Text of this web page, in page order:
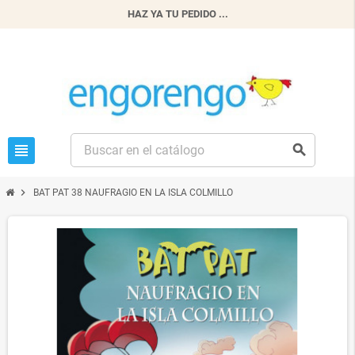
HAZ YA TU PEDIDO ...
view_headline search
chevron_right BAT PAT 38 NAUFRAGIO EN LA ISLA COLMILLO